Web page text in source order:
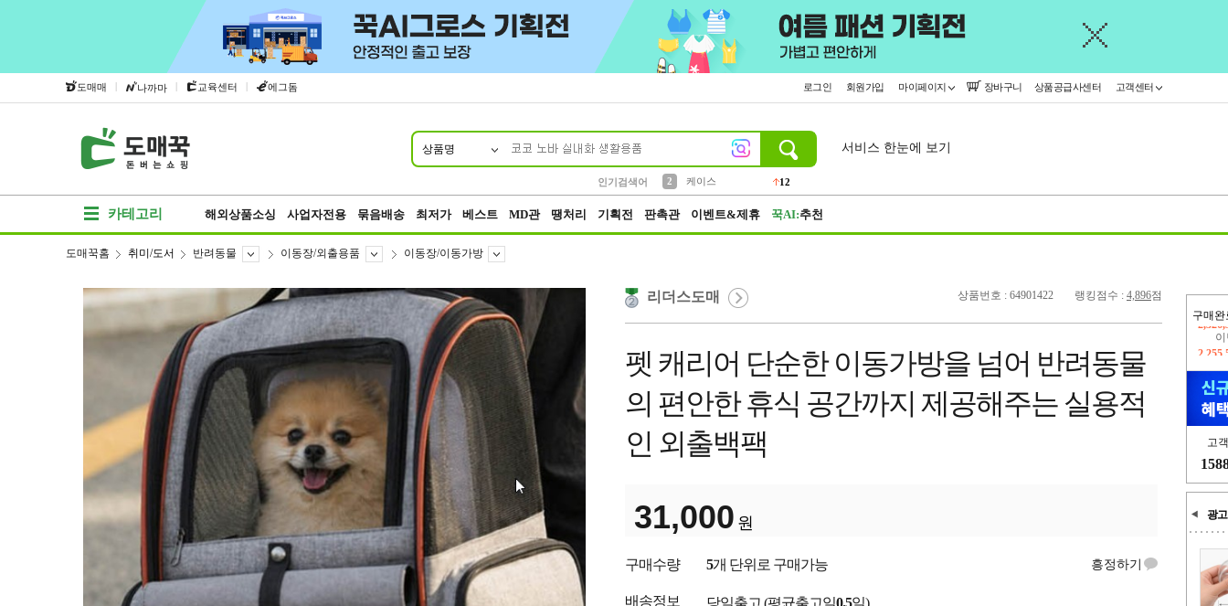
도매매 | 나까마 | 교육센터 | 에그돔 로그인 회원가입 마이페이지 장바구니 상품공급사센터 고객센터
상품명
인기검색어
2
케이스
12
서비스 한눈에 보기
카테고리 해외상품소싱 사업자전용 묶음배송 최저가 베스트 MD관 땡처리 기획전 판촉관 이벤트&제휴 꾹AI:추천
구매완
고
광고
도매꾹홈 취미/도서 반려동물 이동장/외출용품 이동장/이동가방
상품번호 : 64901422 랭킹점수 : 4,896점
리더스도매
펫 캐리어 단순한 이동가방을 넘어 반려동물
의 편안한 휴식 공간까지 제공해주는 실용적
인 외출백팩
31,000 원
구매수량 5개 단위로 구매가능 흥정하기
배송정보 당일출고 (평균출고일0.5일)